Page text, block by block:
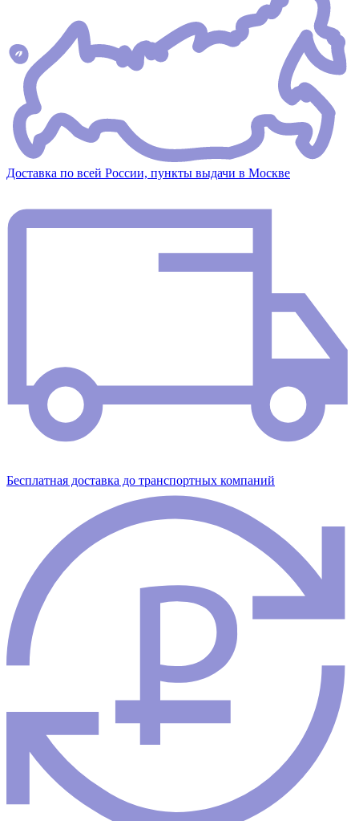
Доставка по всей России, пункты выдачи в Москве
Бесплатная доставка до транспортных компаний